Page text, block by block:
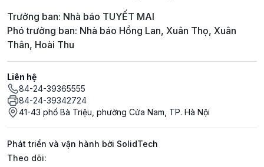
Trưởng ban: Nhà báo TUYẾT MAI
Phó trưởng ban: Nhà báo Hồng Lan, Xuân Thọ, Xuân
Thân, Hoài Thu
Liên hệ
84-24-39365555
84-24-39342724
41-43 phố Bà Triệu, phường Cửa Nam, TP. Hà Nội
Phát triển và vận hành bởi SolidTech
Mạng xã hội
Theo dõi: